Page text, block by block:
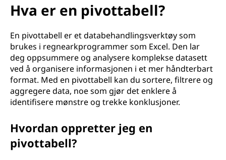
Hva er en pivottabell?
En pivottabell er et databehandlingsverktøy som
brukes i regnearkprogrammer som Excel. Den lar
deg oppsummere og analysere komplekse datasett
ved å organisere informasjonen i et mer håndterbart
format. Med en pivottabell kan du sortere, filtrere og
aggregere data, noe som gjør det enklere å
identifisere mønstre og trekke konklusjoner.
Hvordan oppretter jeg en
pivottabell?